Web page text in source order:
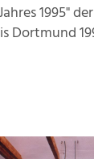
1995"
Dortmund